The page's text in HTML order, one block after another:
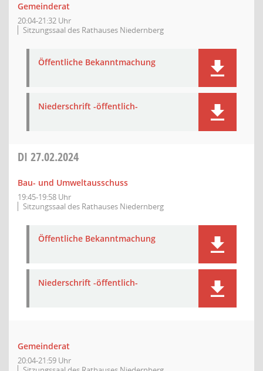
Gemeinderat
20:04-21:32 Uhr
Sitzungssaal des Rathauses Niedernberg
Öffentliche Bekanntmachung
Niederschrift -öffentlich-
DI 27.02.2024
Bau- und Umweltausschuss
19:45-19:58 Uhr
Sitzungssaal des Rathauses Niedernberg
Öffentliche Bekanntmachung
Niederschrift -öffentlich-
Gemeinderat
20:04-21:59 Uhr